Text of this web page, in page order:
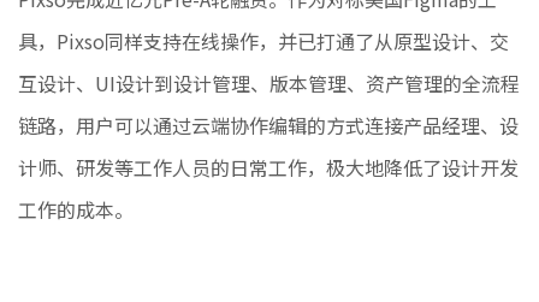
具，Pixso同样支持在线操作，并已打通了从原型设计、交
互设计、UI设计到设计管理、版本管理、资产管理的全流程
链路，用户可以通过云端协作编辑的方式连接产品经理、设
计师、研发等工作人员的日常工作，极大地降低了设计开发
工作的成本。